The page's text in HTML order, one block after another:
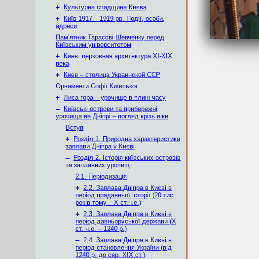
+
Культурна спадщина Києва
+
Київ 1917 – 1919 рр. Події, особи,
адреси
Пам’ятник Тарасові Шевченку перед
Київським університетом
+
Киев: церковная архитектура XI-XIX
века
+
Киев – столица Украинской ССР
Орнаменти Софії Київської
+ Лиса гора – урочище в плині часу
–
Київські острови та прибережні
урочища на Дніпрі – погляд крізь віки
Вступ
+
Розділ 1. Природна характеристика
заплави Дніпра у Києві
–
Розділ 2. Історія київських островів
та заплавних урочищ
2.1. Періодизація
+ 2.2. Заплава Дніпра в Києві в
період прадавньої історії (20 тис.
років тому – X ст.н.е.)
+ 2.3. Заплава Дніпра в Києві в
період давньоруської держави (Х
ст. н.е. – 1240 р.)
– 2.4. Заплава Дніпра в Києві в
період становлення України (від
1240 р. до сер. ХІХ ст.)